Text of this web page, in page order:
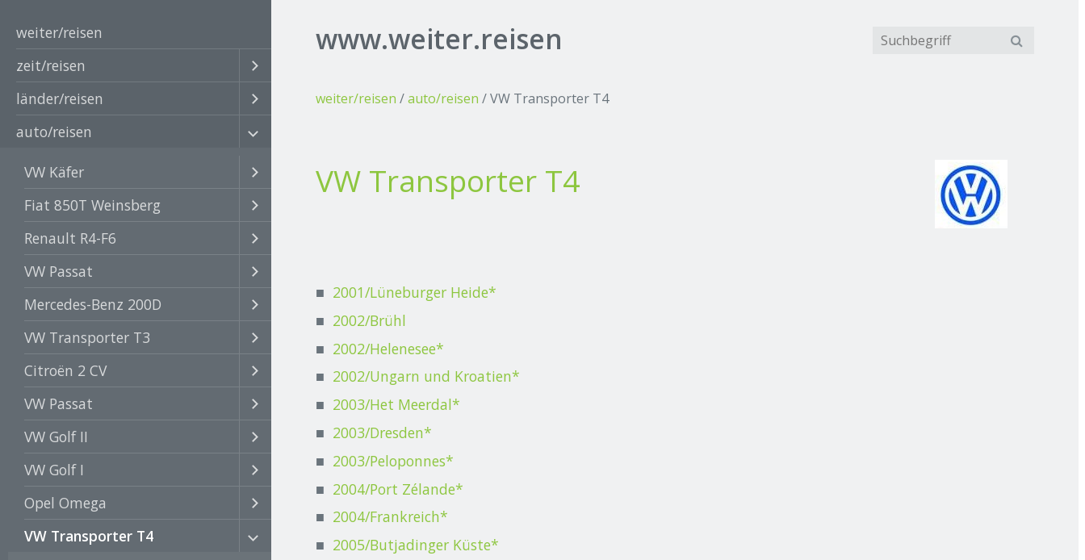
weiter/reisen
zeit/reisen
länder/reisen
auto/reisen
VW Käfer
Fiat 850T Weinsberg
Renault R4-F6
VW Passat
Mercedes-Benz 200D
VW Transporter T3
Citroën 2 CV
VW Passat
VW Golf II
VW Golf I
Opel Omega
VW Transporter T4
www.weiter.reisen
weiter/reisen /auto/reisen /VW Transporter T4
VW Transporter T4
2001/Lüneburger Heide*
2002/Brühl
2002/Helenesee*
2002/Ungarn und Kroatien*
2003/Het Meerdal*
2003/Dresden*
2003/Peloponnes*
2004/Port Zélande*
2004/Frankreich*
2005/Butjadinger Küste*